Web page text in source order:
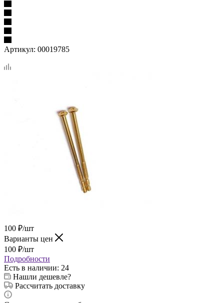
Артикул: 00019785
100 ₽/шт
Варианты цен
100 ₽/шт
Подробности
Есть в наличии: 24
Нашли дешевле?
Рассчитать доставку